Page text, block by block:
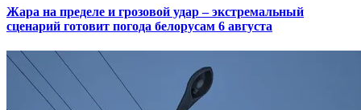
Жара на пределе и грозовой удар – экстремальный
сценарий готовит погода белорусам 6 августа